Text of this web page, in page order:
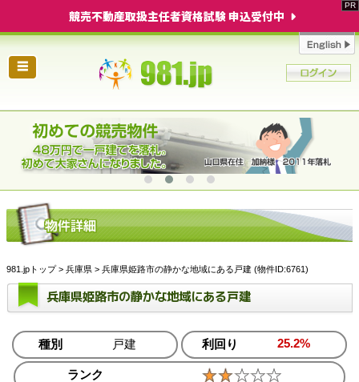
競売不動産取扱主任者資格試験 申込受付中
☰
981.jpトップ> 兵庫県 > 兵庫県姫路市の静かな地域にある戸建 (物件ID:6761)
兵庫県姫路市の静かな地域にある戸建
種別 戸建 利回り 25.2%
ランク